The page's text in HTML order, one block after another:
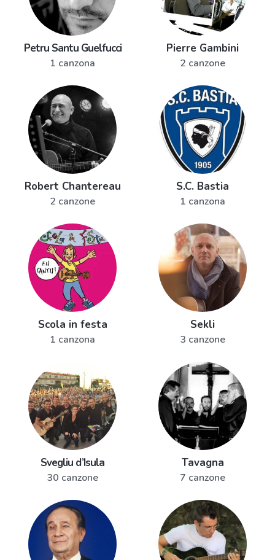
Petru Santu Guelfucci
1 canzona
Pierre Gambini
2 canzone
Robert Chantereau
2 canzone
S.C. Bastia
1 canzona
Scola in festa
1 canzona
Sekli
3 canzone
Svegliu d’Isula
30 canzone
Tavagna
7 canzone